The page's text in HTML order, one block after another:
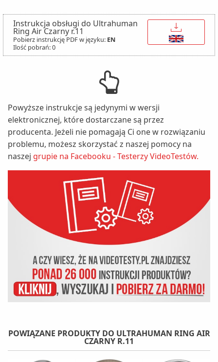
Instrukcja obsługi do Ultrahuman
Ring Air Czarny r.11
Pobierz instrukcję PDF w języku: EN
Ilość pobrań: 0
↓
Powyższe instrukcje są jedynymi w wersji
elektronicznej, które dostarczane są przez
producenta. Jeżeli nie pomagają Ci one w rozwiązaniu
problemu, możesz skorzystać z naszej pomocy na
naszej grupie na Facebooku - Testerzy VideoTestów.
POWIĄZANE PRODUKTY DO ULTRAHUMAN RING AIR
CZARNY R.11